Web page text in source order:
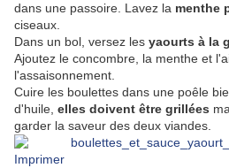
dans une passoire. Lavez la menthe
ciseaux.
Dans un bol, versez les yaourts à la
Ajoutez le concombre, la menthe et
l'assaisonnement.
Cuire les boulettes dans une poêle
d'huile, elles doivent être grillées
garder la saveur des deux viandes.
Imprimer